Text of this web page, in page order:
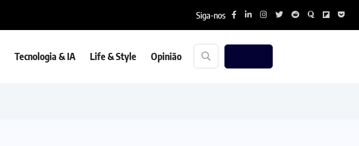
Siga-nos
Tecnologia & IA Life & Style Opinião